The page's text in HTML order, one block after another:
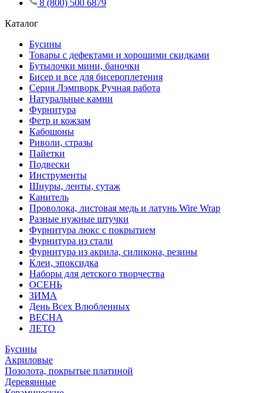
8 (800) 500 6879
Каталог
Бусины
Товары с дефектами и хорошими скидками
Бутылочки мини, баночки
Бисер и все для бисероплетения
Серия Лэмпворк Ручная работа
Натуральные камни
Фурнитура
Фетр и кожзам
Кабошоны
Риволи, стразы
Пайетки
Подвески
Инструменты
Шнуры, ленты, сутаж
Канитель
Проволока, листовая медь и латунь Wire Wrap
Разные нужные штучки
Фурнитура люкс с покрытием
Фурнитура из стали
Фурнитура из акрила, силикона, резины
Клеи, эпоксидка
Наборы для детского творчества
ОСЕНЬ
ЗИМА
День Всех Влюбленных
ВЕСНА
ЛЕТО
Бусины
Акриловые
Позолота, покрытые платиной
Деревянные